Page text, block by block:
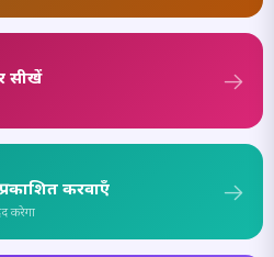
सीखें
करवाएँ
करेगा